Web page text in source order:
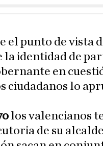
el punto de vista
identidad de
en
ciudadanos lo
los valencianos
de su